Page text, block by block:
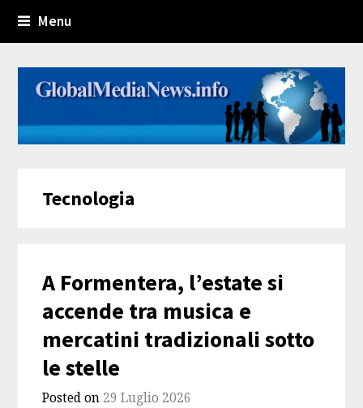
Menu
Tecnologia
A Formentera, l’estate si
accende tra musica e
mercatini tradizionali sotto
le stelle
Posted on 29 Luglio 2026